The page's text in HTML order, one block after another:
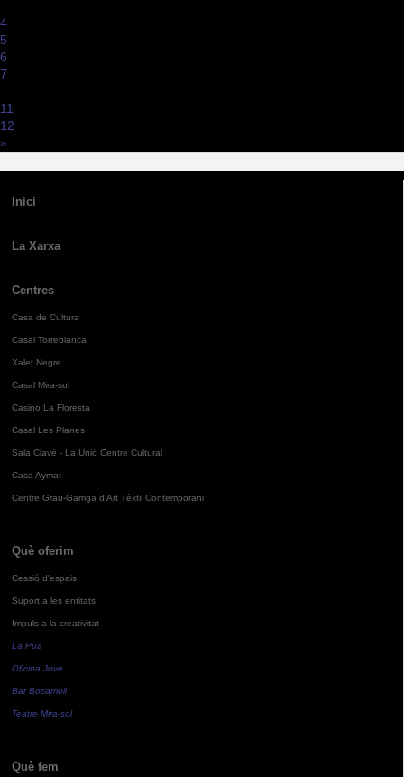
4
5
6
7
11
12
»
Inici
La Xarxa
Centres
Casa de Cultura
Casal Torreblanca
Xalet Negre
Casal Mira-sol
Casino La Floresta
Casal Les Planes
Sala Clavé - La Unió Centre Cultural
Casa Aymat
Centre Grau-Garriga d'Art Tèxtil Contemporani
Què oferim
Cessió d'espais
Suport a les entitats
Impuls a la creativitat
La Pua
Oficina Jove
Bar Bocamoll
Teatre Mira-sol
Què fem